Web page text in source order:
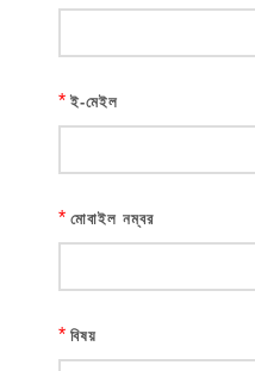
* ই-মেইল
* মোবাইল নম্বর
* বিষয়